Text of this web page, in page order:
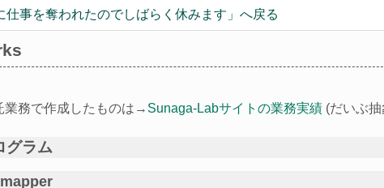
仕事を奪われたのでしばらく休みます 」へ戻る
務で作成したものは→ Sunaga-Labサイトの業務実績 (だいぶ
グラム